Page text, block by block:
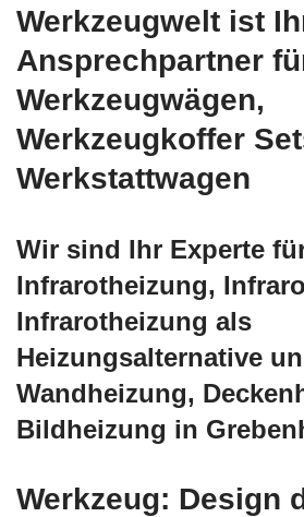
Werkzeugwelt ist
Ansprechpartner
Werkzeugwägen,
Werkzeugkoffer
Werkstattwagen
Wir sind Ihr Experte
Infrarotheizung,
Infrarotheizung als
Heizungsalternative
Wandheizung,
Bildheizung in
Werkzeug: Design